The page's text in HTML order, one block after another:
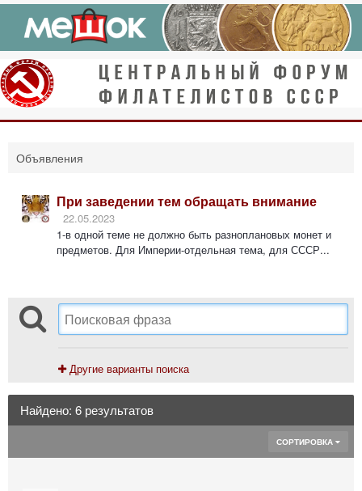
Объявления
При заведении тем обращать внимание
22.05.2023
1-в одной теме не должно быть разноплановых монет и
предметов. Для Империи-отдельная тема, для СССР...
Другие варианты поиска
Найдено: 6 результатов
СОРТИРОВКА